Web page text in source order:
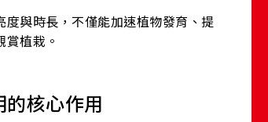
與時長，不僅能加速植物發育、提
植栽。
核心作用